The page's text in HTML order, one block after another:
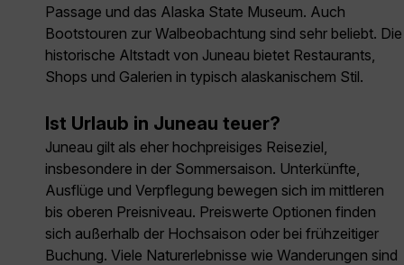
Passage und das Alaska State Museum. Auch
Bootstouren zur Walbeobachtung sind sehr beliebt. Die
historische Altstadt von Juneau bietet Restaurants,
Shops und Galerien in typisch alaskanischem Stil.
Ist Urlaub in Juneau teuer?
Juneau gilt als eher hochpreisiges Reiseziel,
insbesondere in der Sommersaison. Unterkünfte,
Ausflüge und Verpflegung bewegen sich im mittleren
bis oberen Preisniveau. Preiswerte Optionen finden
sich außerhalb der Hochsaison oder bei frühzeitiger
Buchung. Viele Naturerlebnisse wie Wanderungen sind